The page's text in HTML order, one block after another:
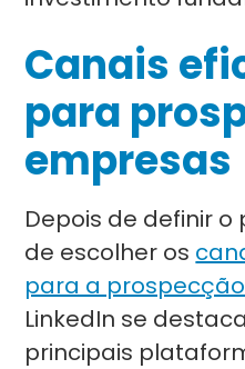
Canais
para
empresas
Depois de definir
de escolher os
para a
LinkedIn se
principais